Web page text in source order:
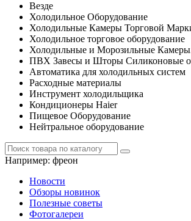
Везде
Холодильное Оборудование
Холодильные Камеры Торговой
Холодильное торговое оборудование
Холодильные и Морозильные
ПВХ Завесы и Шторы Силиконовые
Автоматика для холодильных систем
Расходные материалы
Инструмент холодильщика
Кондиционеры Haier
Пищевое Оборудование
Нейтральное оборудование
Например: фреон
Новости
Обзоры новинок
Полезные советы
Фотогалереи